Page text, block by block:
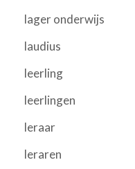
lager onderwijs
laudius
leerling
leerlingen
leraar
leraren